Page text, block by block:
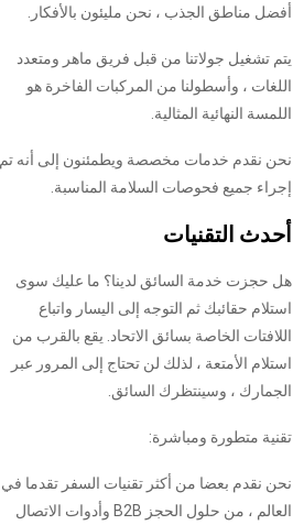
أفضل مناطق الجذب ، نحن مليئون بالأفكار.
يتم تشغيل جولاتنا من قبل فريق ماهر ومتعدد
اللغات ، وأسطولنا من المركبات الفاخرة هو
اللمسة النهائية المثالية.
نحن نقدم خدمات مخصصة ويطمئنون إلى أنه تم
إجراء جميع فحوصات السلامة المناسبة.
أحدث التقنيات
هل حجزت خدمة السائق لدينا؟ ما عليك سوى
استلام حقائبك ثم التوجه إلى اليسار واتباع
اللافتات الخاصة بسائق الاتحاد. يقع بالقرب من
استلام الأمتعة ، لذلك لن تحتاج إلى المرور عبر
الجمارك ، وسينتظرك السائق.
تقنية متطورة ومباشرة:
نحن نقدم بعضا من أكثر تقنيات السفر تقدما في
العالم ، من حلول الحجز B2B وأدوات الاتصال